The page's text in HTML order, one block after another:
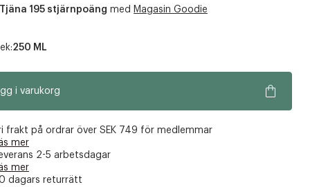
Tjäna 195 stjärnpoäng med Magasin Goodie
250 ML
i varukorg
frakt på ordrar över SEK 749 för medlemmar
mer
2-5 arbetsdagar
mer
dagars returrätt